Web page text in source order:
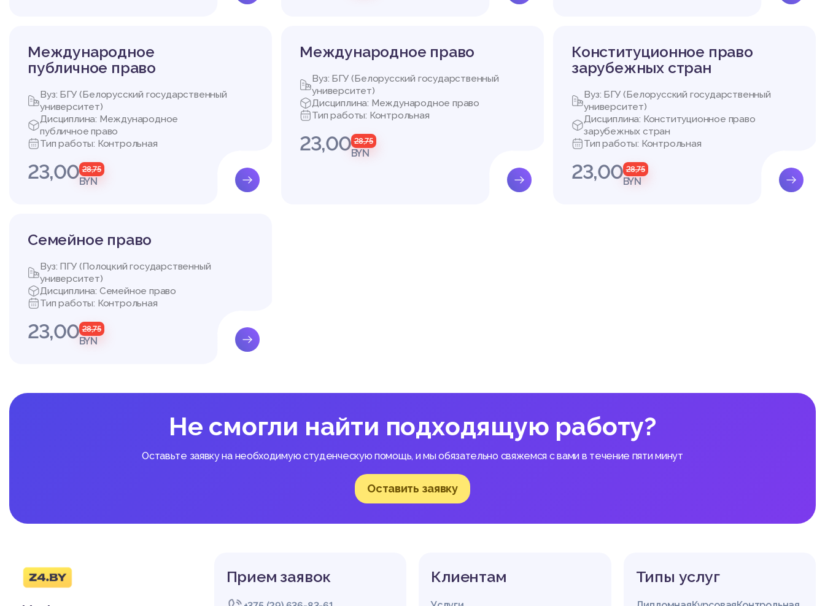
Международное
публичное право
Вуз: БГУ (Белорусский государственный
университет)
Дисциплина: Международное
публичное право
Тип работы: Контрольная
23,00 28,75
BYN
Международное право
Вуз: БГУ (Белорусский государственный
университет)
Дисциплина: Международное право
Тип работы: Контрольная
23,00 28,75
BYN
Конституционное право
зарубежных стран
Вуз: БГУ (Белорусский государственный
университет)
Дисциплина: Конституционное право
зарубежных стран
Тип работы: Контрольная
23,00 28,75
BYN
Семейное право
Вуз: ПГУ (Полоцкий государственный
университет)
Дисциплина: Семейное право
Тип работы: Контрольная
23,00 28,75
BYN
Не смогли найти подходящую работу?
Оставьте заявку на необходимую студенческую помощь, и мы обязательно свяжемся с вами в течение пяти минут
Оставить заявку
Прием заявок Клиентам Типы услуг